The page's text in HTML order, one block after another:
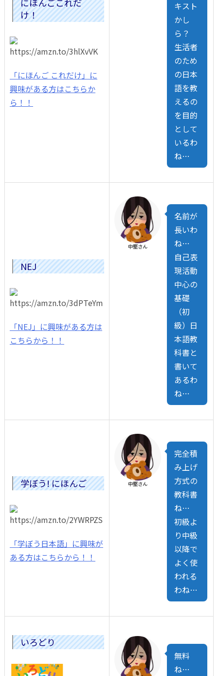
け！
「にほんご これだけ」に
興味がある方はこちらか
ら！！
キスト
かし
ら？
生活者
のため
の日本
語を教
えるの
を目的
として
いるわ
ね…
NEJ
「NEJ」に興味がある方は
こちらから！！
中堅さん
名前が
長いわ
ね…
自己表
現活動
中心の
基礎
（初
級）日
本語教
科書と
書いて
あるわ
ね…
学ぼう! にほんご
「学ぼう日本語」に興味が
ある方はこちらから！！
中堅さん
完全積
み上げ
方式の
教科書
ね…
初級よ
り中級
以降で
よく使
われる
わね…
いろどり
無料
ね…